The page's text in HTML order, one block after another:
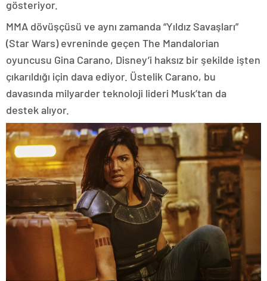
gösteriyor.
MMA dövüşçüsü ve aynı zamanda “Yıldız Savaşları”
(Star Wars) evreninde geçen The Mandalorian
oyuncusu Gina Carano, Disney’i haksız bir şekilde işten
çıkarıldığı için dava ediyor. Üstelik Carano, bu
davasında milyarder teknoloji lideri Musk’tan da
destek alıyor.